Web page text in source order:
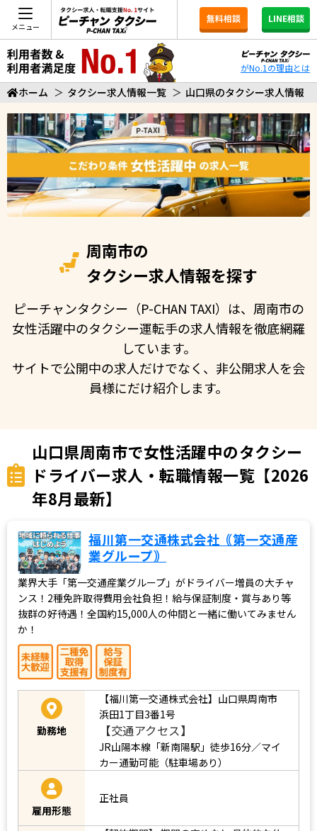
メニュー
無料相談 LINE相談
がNo.1の理由とは
ホーム ＞ タクシー求人情報一覧 ＞ 山口県のタクシー求人情報
周南市の
タクシー求人情報を探す
ピーチャンタクシー（P-CHAN TAXI）は、周南市の
女性活躍中のタクシー運転手の求人情報を徹底網羅
しています。
サイトで公開中の求人だけでなく、非公開求人を会
員様にだけ紹介します。
山口県周南市で女性活躍中のタクシー
ドライバー求人・転職情報一覧【2026
年8月最新】
福川第一交通株式会社｟第一交通産
業グループ｠
業界大手「第一交通産業グループ」がドライバー増員の大チャ
ンス！2種免許取得費用会社負担！給与保証制度・賞与あり等
抜群の好待遇！全国約15,000人の仲間と一緒に働いてみません
か！
勤務地
【福川第一交通株式会社】山口県周南市
浜田1丁目3番1号
【交通アクセス】
JR山陽本線「新南陽駅」徒歩16分／マイ
カー通勤可能（駐車場あり）
雇用形態
正社員